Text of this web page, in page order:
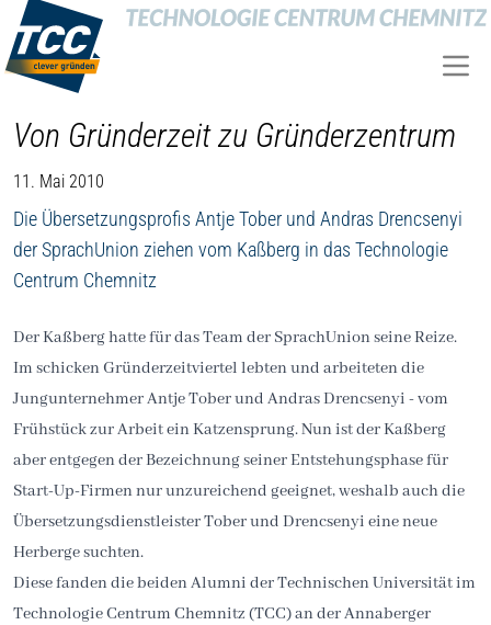
Von Gründerzeit zu Gründerzentrum
11. Mai 2010
Die Übersetzungsprofis Antje Tober und Andras Drencsenyi
der SprachUnion ziehen vom Kaßberg in das Technologie
Centrum Chemnitz
Der Kaßberg hatte für das Team der SprachUnion seine Reize.
Im schicken Gründerzeitviertel lebten und arbeiteten die
Jungunternehmer Antje Tober und Andras Drencsenyi - vom
Frühstück zur Arbeit ein Katzensprung. Nun ist der Kaßberg
aber entgegen der Bezeichnung seiner Entstehungsphase für
Start-Up-Firmen nur unzureichend geeignet, weshalb auch die
Übersetzungsdienstleister Tober und Drencsenyi eine neue
Herberge suchten.
Diese fanden die beiden Alumni der Technischen Universität im
Technologie Centrum Chemnitz (TCC) an der Annaberger